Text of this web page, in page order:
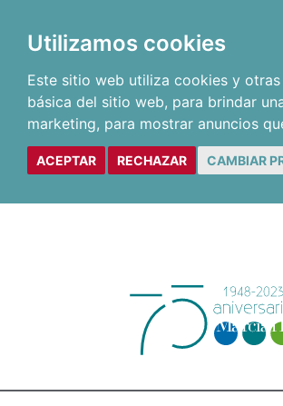
Utilizamos cookies
Este sitio web utiliza cookies y
básica del sitio web, para brindar
marketing, para mostrar anuncios
ACEPTAR RECHAZAR CAMBIAR